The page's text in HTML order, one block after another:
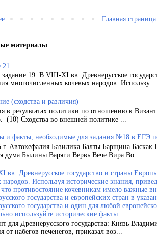
Главная страница
материалы
21
19. В VIII-XI вв. Древнерусское
многочисленных кочевых народов. Использу...
(сходства и различия)
в результатах политики по отношению к
(10) Сходства во внешней политике ...
и факты, необходимые для задания №18 в ЕГЭ
Автокефалия Базилика Балты Барщина Баскак
дума Былины Варяги Вервь Вече Вира Во...
вв. Древнерусское государство и страны
народов. Используя исторические знания,
противостояние кочевникам имело важные
государства и европейских стран в
государства и один для любой
используйте исторические факты.
для Древнерусского государства: Князь
от набегов печенегов, приказал воз...